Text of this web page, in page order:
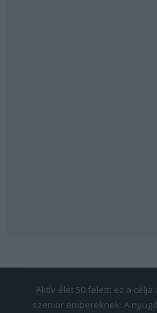
Aktív élet 50 felett: ez a
szenior embereknek. A